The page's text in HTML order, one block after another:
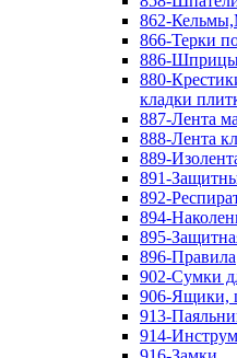
862-
866-Терки
886-Шприцы
880-
кладки
887-Лента
888-Лента
889-
891-
892-
894-
895-
896-Правила
902-Сумки
906-Ящики,
913-
914-